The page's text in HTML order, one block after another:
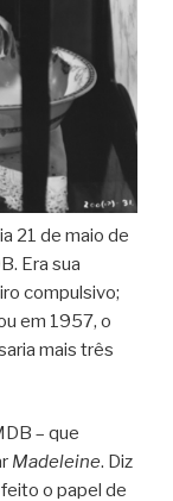
21 de maio de
Era sua
compulsivo;
em 1957, o
mais três
– que
Madeleine. Diz
o papel de